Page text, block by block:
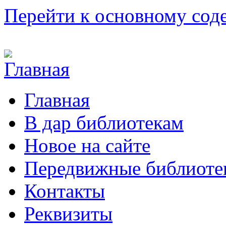
Перейти к основному
Главная
В дар библиотекам
Новое на сайте
Передвижные
Контакты
Реквизиты